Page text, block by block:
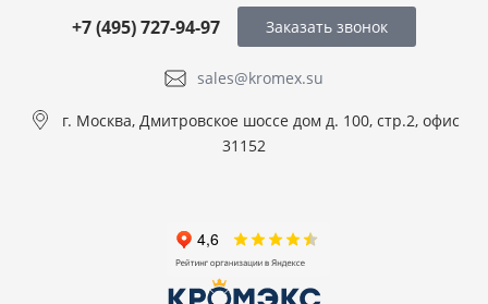
sales@kromex.su
+7 (495) 727-94-97
г. Москва, Дмитровское шоссе дом д. 100, стр.2, офис
31152
Заказать звонок